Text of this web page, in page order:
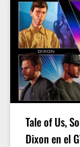
Tale of Us,
Dixon en el